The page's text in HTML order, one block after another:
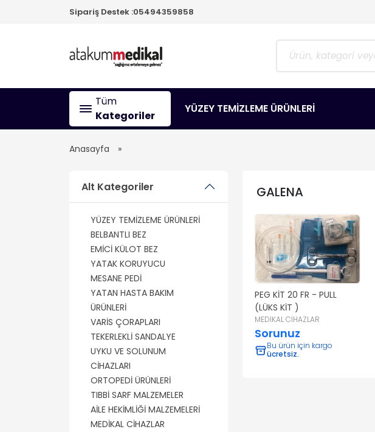
Sipariş Destek :05494359858
Tüm
Kategoriler
YÜZEY TEMİZLEME ÜRÜNLERİ
Anasayfa
Alt Kategoriler
YÜZEY TEMİZLEME ÜRÜNLERİ
BELBANTLI BEZ
EMİCİ KÜLOT BEZ
YATAK KORUYUCU
MESANE PEDİ
YATAN HASTA BAKIM
ÜRÜNLERİ
VARİS ÇORAPLARI
TEKERLEKLİ SANDALYE
UYKU VE SOLUNUM
CİHAZLARI
ORTOPEDİ ÜRÜNLERİ
TIBBİ SARF MALZEMELER
AİLE HEKİMLİĞİ MALZEMELERİ
MEDİKAL CİHAZLAR
GALENA
PEG KİT 20 FR - PULL
(LÜKS KİT )
MEDİKAL CİHAZLAR
Sorunuz
Bu ürün için kargo
ücretsiz.